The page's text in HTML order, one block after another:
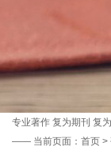
专业著作 复为期刊 复
—— 当前页面： 首页 >